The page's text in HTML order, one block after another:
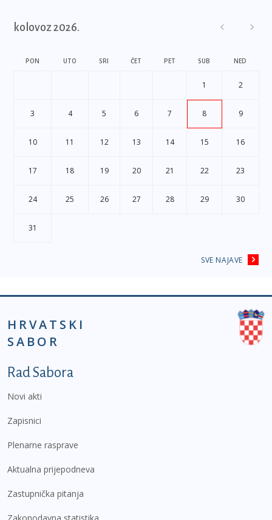
kolovoz 2026.
PON UTO SRI ČET PET SUB NED
1 2
3 4 5 6 7 8 9
10 11 12 13 14 15 16
17 18 19 20 21 22 23
24 25 26 27 28 29 30
31
SVE NAJAVE
HRVATSKI
SABOR
Podnožje prvi izbornik
Rad Sabora
Novi akti
Zapisnici
Plenarne rasprave
Aktualna prijepodneva
Zastupnička pitanja